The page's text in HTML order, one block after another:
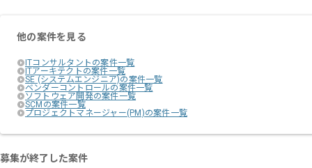
他の案件を見る
ITコンサルタントの案件一覧
ITアーキテクトの案件一覧
SE (システムエンジニア)の案件一覧
ベンダーコントロールの案件一覧
ソフトウェア開発の案件一覧
SCMの案件一覧
プロジェクトマネージャー(PM)の案件一覧
募集が終了した案件